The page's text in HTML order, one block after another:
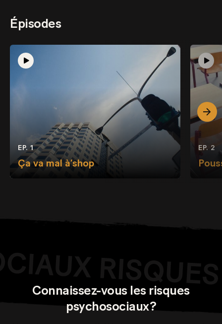
Épisodes
EP. 1
Ça va mal à’shop
EP. 2
Connaissez-vous les risques
psychosociaux?